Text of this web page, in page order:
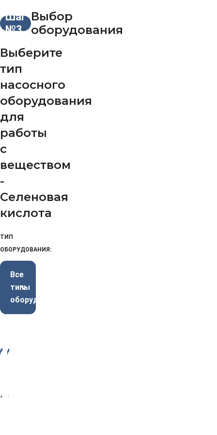
Шаг
№3
Выбор
оборудования
Выберите
тип
насосного
оборудования
для
работы
с
веществом
-
Селеновая
кислота
ТИП
ОБОРУДОВАНИЯ:
Все
типы
оборудования
-3